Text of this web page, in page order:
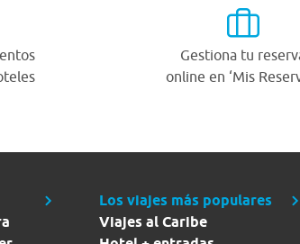
Gestiona tu
online en ‘Mis
Los viajes más populares
Viajes al Caribe